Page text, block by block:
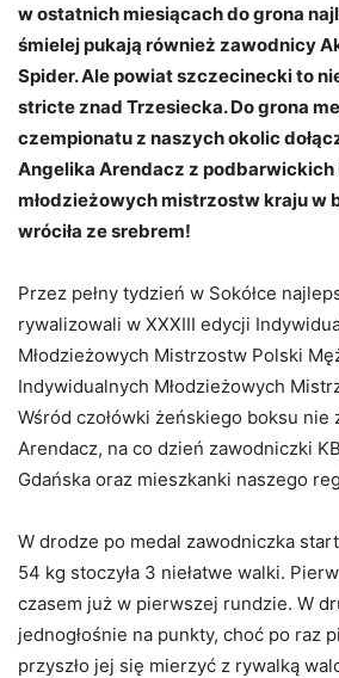
w ostatnich miesiącach do grona
śmielej pukają również zawodnicy
Spider. Ale powiat szczecinecki to
stricte znad Trzesiecka. Do grona
czempionatu z naszych okolic
Angelika Arendacz z podbarwickich
młodzieżowych mistrzostw kraju w
wróciła ze srebrem!
Przez pełny tydzień w Sokółce
rywalizowali w XXXIII edycji
Młodzieżowych Mistrzostw Polski
Indywidualnych Młodzieżowych
Wśród czołówki żeńskiego boksu nie
Arendacz, na co dzień zawodniczki
Gdańska oraz mieszkanki naszego
W drodze po medal zawodniczka
54 kg stoczyła 3 niełatwe walki.
czasem już w pierwszej rundzie. W
jednogłośnie na punkty, choć po raz
przyszło jej się mierzyć z rywalką